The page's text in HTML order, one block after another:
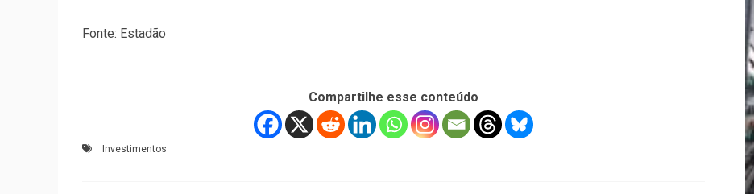
Fonte: Estadão
Compartilhe esse conteúdo
Investimentos